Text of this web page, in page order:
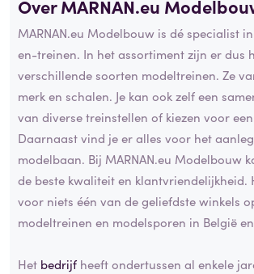
Over MARNAN.eu
MARNAN.eu Modelbouw is dé specialist
en-treinen. In het assortiment zijn er dus
verschillende soorten modeltreinen. Ze
merk en schalen. Je kan ook zelf een
van diverse treinstellen of kiezen voor
Daarnaast vind je er alles voor het
modelbaan. Bij MARNAN.eu Modelbouw
de beste kwaliteit en klantvriendelijkheid.
voor niets één van de geliefdste winkels
modeltreinen en modelsporen in België
Het bedrijf heeft ondertussen al enkele